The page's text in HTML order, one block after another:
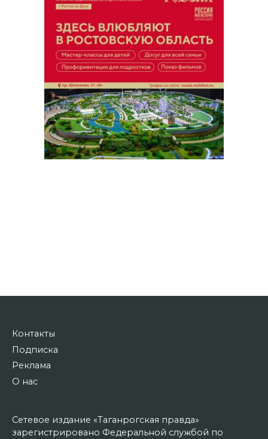
Контакты
Подписка
Реклама
О нас
Сетевое издание «Таганрогская правда»
зарегистрировано Федеральной службой по